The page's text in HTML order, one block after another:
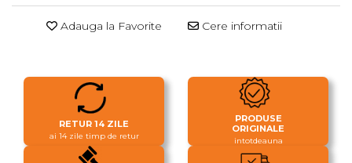
Adauga la Favorite Cere informatii
RETUR 14 ZILE
ai 14 zile timp de retur
PRODUSE
ORIGINALE
intotdeauna